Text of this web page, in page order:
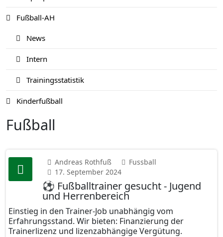
Fußball-AH
News
Intern
Trainingsstatistik
Kinderfußball
Fußball
Andreas Rothfuß
Fussball
17. September 2024
⚽️ Fußballtrainer gesucht - Jugend
und Herrenbereich
Einstieg in den Trainer-Job unabhängig vom
Erfahrungsstand. Wir bieten: Finanzierung der
Trainerlizenz und lizenzabhängige Vergütung.